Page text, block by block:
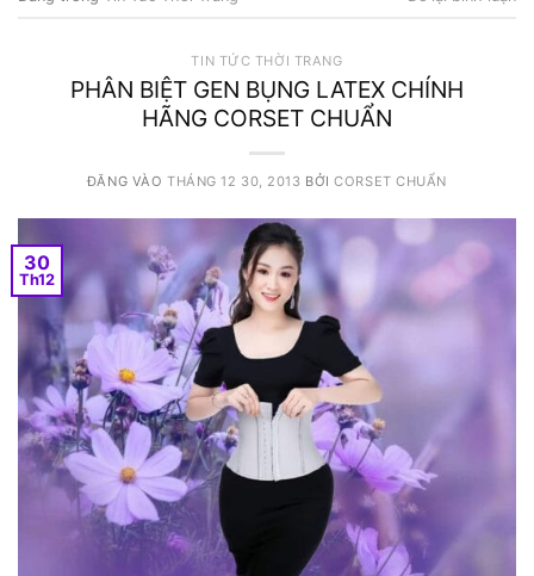
TIN TỨC THỜI TRANG
PHÂN BIỆT GEN BỤNG LATEX CHÍNH
HÃNG CORSET CHUẨN
ĐĂNG VÀO THÁNG 12 30, 2013 BỞICORSET CHUẨN
30
Th12